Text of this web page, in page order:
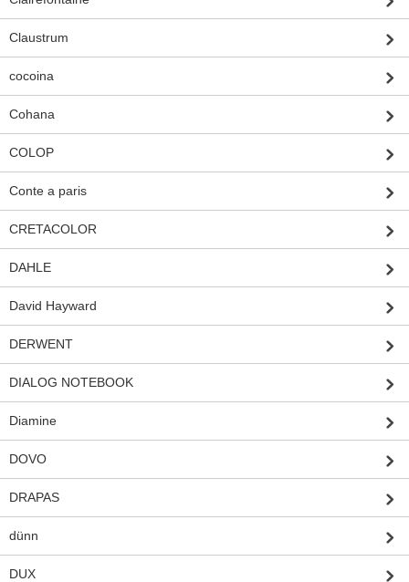
Claustrum
cocoina
Cohana
COLOP
Conte a paris
CRETACOLOR
DAHLE
David Hayward
DERWENT
DIALOG NOTEBOOK
Diamine
DOVO
DRAPAS
dünn
DUX